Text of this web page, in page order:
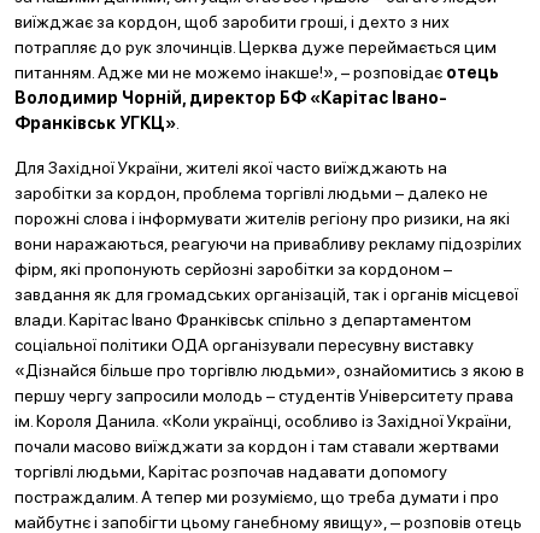
виїжджає за кордон, щоб заробити гроші, і дехто з них
потрапляє до рук злочинців. Церква дуже переймається цим
питанням. Адже ми не можемо інакше!», – розповідає отець
Володимир Чорній, директор БФ «Карітас Івано-
Франківськ УГКЦ»
Для Західної України, жителі якої часто виїжджають на
заробітки за кордон, проблема торгівлі людьми – далеко не
порожні слова і інформувати жителів регіону про ризики, на які
вони наражаються, реагуючи на привабливу рекламу підозрілих
фірм, які пропонують серйозні заробітки за кордоном –
завдання як для громадських організацій, так і органів місцевої
влади. Карітас Івано Франківськ спільно з департаментом
соціальної політики ОДА організували пересувну виставку
«Дізнайся більше про торгівлю людьми», ознайомитись з якою в
першу чергу запросили молодь – студентів Університету права
ім. Короля Данила. «Коли українці, особливо із Західної України,
почали масово виїжджати за кордон і там ставали жертвами
торгівлі людьми, Карітас розпочав надавати допомогу
постраждалим. А тепер ми розуміємо, що треба думати і про
майбутнє і запобігти цьому ганебному явищу», ‒ розповів отець